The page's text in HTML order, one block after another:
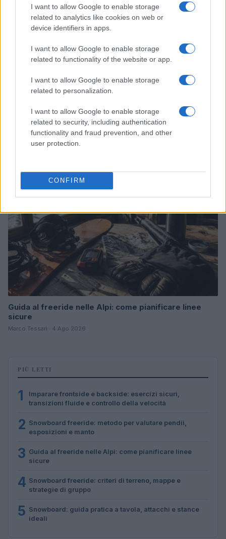
I want to allow Google to enable storage
related to analytics like cookies on web or
device identifiers in apps.
I want to allow Google to enable storage
related to functionality of the website or app.
I want to allow Google to enable storage
related to personalization.
I want to allow Google to enable storage
related to security, including authentication
functionality and fraud prevention, and other
user protection.
CONFIRM
Snowboard freeride: metodo per valutare pendii,
esposizioni e manto
Marco Tessari · 4 Ago 2026
Guida al freeride nelle Alpi: come pianificare linee
sicure
Marco Tessari · 4 Ago 2026
PIÙ LETTI
1
Imparare frontside e backside: esercizi sicuri,
transizioni fluide e controllo della velocità
2 Snowboard freeride: metodo per valutare pendii,
esposizioni e manto
3 Guida al freeride nelle Alpi: come pianificare linee
sicure
4 Snowboard freeride: criteri di terreno, mappe e
strategie di gruppo
5 Snowboard: guida pratica a tavola, attacchi e stance
ideali